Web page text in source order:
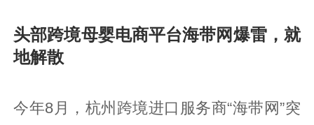
头部跨境母婴电商平台海带网爆雷，就
地解散
今年8月，杭州跨境进口服务商“海带网”突